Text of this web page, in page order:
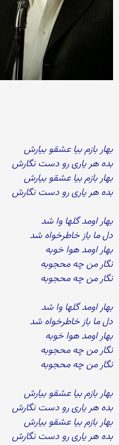
بهار بازم بیا عشقو بیارش
بده هر یاری رو دست نگارش
بهار بازم بیا عشقو بیارش
بده هر یاری رو دست نگارش
بهار اومد گلها وا شد
دل ما باز خاطرخواه شد
بهار اومد هوا خوبه
نگار من چه محجوبه
نگار من چه محجوبه
بهار اومد گلها وا شد
دل ما باز خاطرخواه شد
بهار اومد هوا خوبه
نگار من چه محجوبه
نگار من چه محجوبه
بهار بازم بیا عشقو بیارش
بده هر یاری رو دست نگارش
بهار بازم بیا عشقو بیارش
بده هر یاری رو دست نگارش